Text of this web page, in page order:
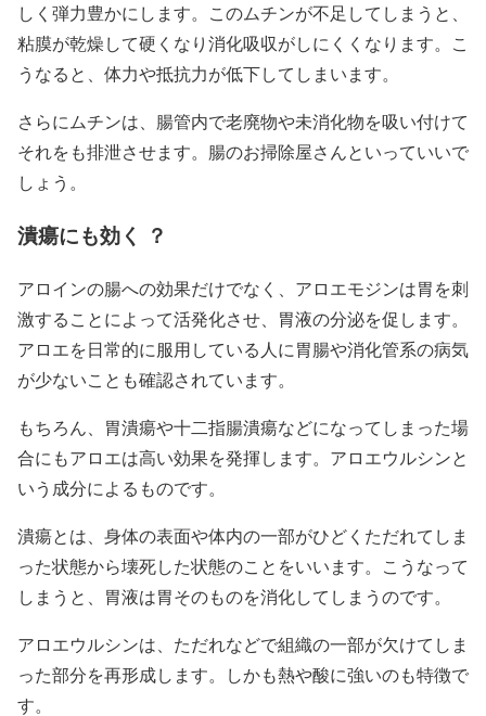
しく弾力豊かにします。このムチンが不足してしまうと、
粘膜が乾燥して硬くなり消化吸収がしにくくなります。こ
うなると、体力や抵抗力が低下してしまいます。
さらにムチンは、腸管内で老廃物や未消化物を吸い付けて
それをも排泄させます。腸のお掃除屋さんといっていいで
しょう。
潰瘍にも効く ？
アロインの腸への効果だけでなく、アロエモジンは胃を刺
激することによって活発化させ、胃液の分泌を促します。
アロエを日常的に服用している人に胃腸や消化管系の病気
が少ないことも確認されています。
もちろん、胃潰瘍や十二指腸潰瘍などになってしまった場
合にもアロエは高い効果を発揮します。アロエウルシンと
いう成分によるものです。
潰瘍とは、身体の表面や体内の一部がひどくただれてしま
った状態から壊死した状態のことをいいます。こうなって
しまうと、胃液は胃そのものを消化してしまうのです。
アロエウルシンは、ただれなどで組織の一部が欠けてしま
った部分を再形成します。しかも熱や酸に強いのも特徴で
す。